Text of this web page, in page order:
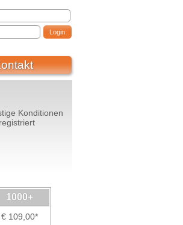
Konditionen
1000+
€ 109,00*